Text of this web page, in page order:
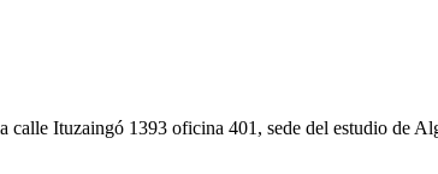
calle Ituzaingó 1393 oficina 401, sede del estudio de